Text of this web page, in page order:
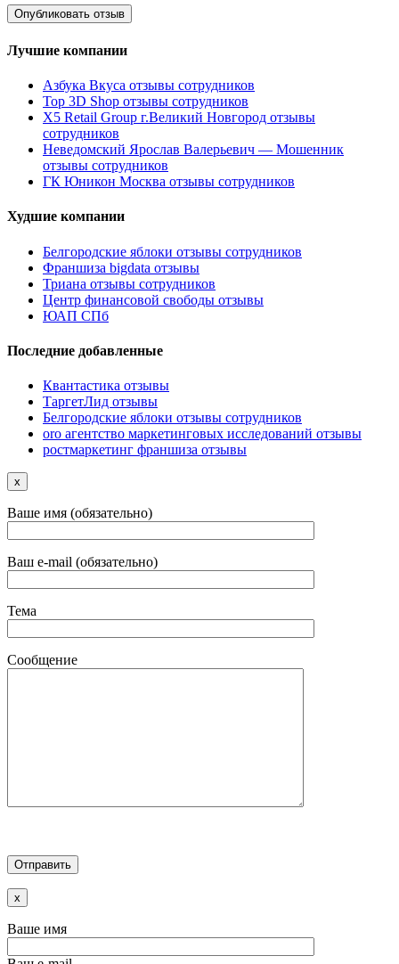
Лучшие компании
Азбука Вкуса отзывы сотрудников
Top 3D Shop отзывы сотрудников
X5 Retail Group г.Великий Новгород отзывы
сотрудников
Неведомский Ярослав Валерьевич — Мошенник
отзывы сотрудников
ГК Юникон Москва отзывы сотрудников
Худшие компании
Белгородские яблоки отзывы сотрудников
Франшиза bigdata отзывы
Триана отзывы сотрудников
Центр финансовой свободы отзывы
ЮАП СПб
Последние добавленные
Квантастика отзывы
ТаргетЛид отзывы
Белгородские яблоки отзывы сотрудников
oro агентство маркетинговых исследований отзывы
ростмаркетинг франшиза отзывы
x
Ваше имя (обязательно)
Ваш e-mail (обязательно)
Тема
Сообщение
x
Ваше имя